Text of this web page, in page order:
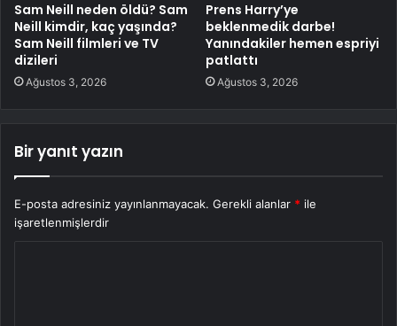
Sam Neill neden öldü? Sam
Neill kimdir, kaç yaşında?
Sam Neill filmleri ve TV
dizileri
Ağustos 3, 2026
Prens Harry’ye
beklenmedik darbe!
Yanındakiler hemen espriyi
patlattı
Ağustos 3, 2026
Bir yanıt yazın
E-posta adresiniz yayınlanmayacak. Gerekli alanlar * ile
işaretlenmişlerdir